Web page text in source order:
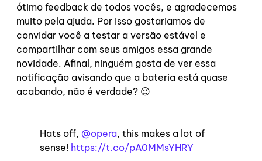
ótimo feedback de todos vocês, e agradecemos
muito pela ajuda. Por isso gostariamos de
convidar você a testar a versão estável e
compartilhar com seus amigos essa grande
novidade. Afinal, ninguém gosta de ver essa
notificação avisando que a bateria está quase
acabando, não é verdade? 😉
Hats off, @opera, this makes a lot of
sense! https://t.co/pA0MMsYHRY